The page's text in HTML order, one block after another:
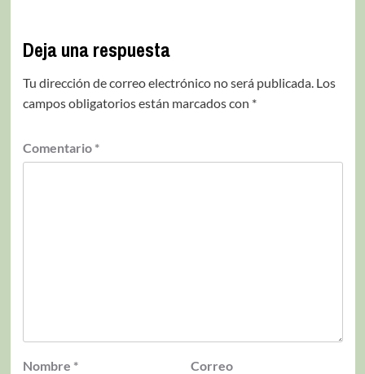
Deja una respuesta
Tu dirección de correo electrónico no será publicada. Los
campos obligatorios están marcados con *
Comentario *
Nombre *
Correo